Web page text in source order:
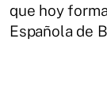
que hoy
Española de